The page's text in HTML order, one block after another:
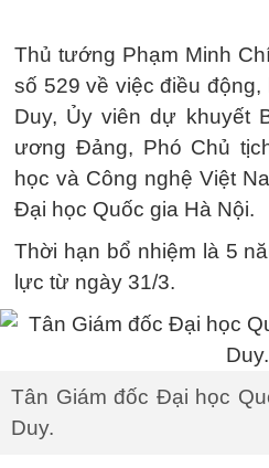
Thủ tướng Phạm Minh
số 529 về việc điều
Duy, Ủy viên dự khuyết
ương Đảng, Phó Chủ
học và Công nghệ Việt
Đại học Quốc gia Hà Nội.
Thời hạn bổ nhiệm là 5
lực từ ngày 31/3.
Tân Giám đốc Đại học
Duy.